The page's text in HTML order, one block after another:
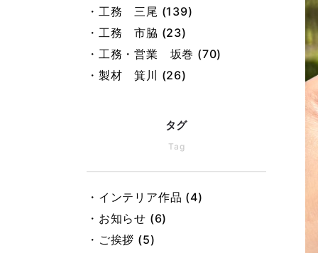
・工務 三尾 (139)
・工務 市脇 (23)
・工務・営業 坂巻 (70)
・製材 箕川 (26)
・製材 池戸 (22)
・設計 小板 (25)
・設計 仲田 (7)
・設計 古谷 (14)
タグ
Tag
・インテリア作品 (4)
・お知らせ (6)
・ご挨拶 (5)